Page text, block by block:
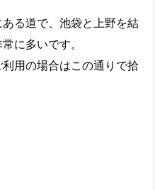
る道で、池袋と上野を結
に多いです。
利用の場合はこの通りで拾